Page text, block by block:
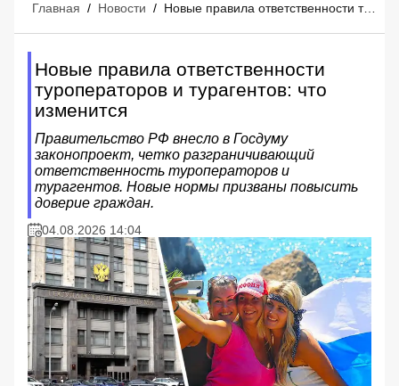
Главная / Новости / Новые правила ответственности туроператоров и турагентов: что изменится
Новые правила ответственности
туроператоров и турагентов: что
изменится
Правительство РФ внесло в Госдуму
законопроект, четко разграничивающий
ответственность туроператоров и
турагентов. Новые нормы призваны повысить
доверие граждан.
04.08.2026 14:04